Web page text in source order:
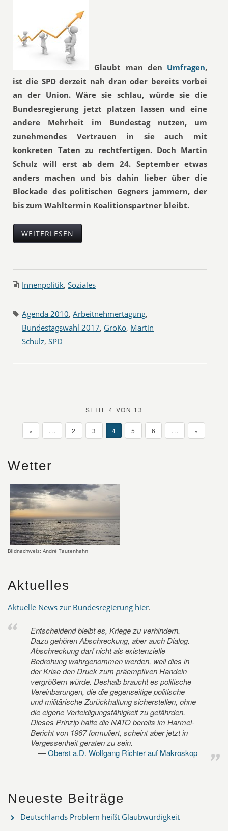
Glaubt man den Umfragen,
ist die SPD derzeit nah dran oder bereits vorbei
an der Union. Wäre sie schlau, würde sie die
Bundesregierung jetzt platzen lassen und eine
andere Mehrheit im Bundestag nutzen, um
zunehmendes Vertrauen in sie auch mit
konkreten Taten zu rechtfertigen. Doch Martin
Schulz will erst ab dem 24. September etwas
anders machen und bis dahin lieber über die
Blockade des politischen Gegners jammern, der
bis zum Wahltermin Koalitionspartner bleibt.
WEITERLESEN
Innenpolitik,Soziales
Agenda 2010,Arbeitnehmertagung,
Bundestagswahl 2017, GroKo, Martin
Schulz,SPD
SEITE 4 VON 13
« ... 2 3 4 5 6 ... »
Wetter
Bildnachweis: André Tautenhahn
Aktuelles
Aktuelle News zur Bundesregierung hier.
Entscheidend bleibt es, Kriege zu verhindern.
Dazu gehören Abschreckung, aber auch Dialog.
Abschreckung darf nicht als existenzielle
Bedrohung wahrgenommen werden, weil dies in
der Krise den Druck zum präemptiven Handeln
vergrößern würde. Deshalb braucht es politische
Vereinbarungen, die die gegenseitige politische
und militärische Zurückhaltung sicherstellen, ohne
die eigene Verteidigungsfähigkeit zu gefährden.
Dieses Prinzip hatte die NATO bereits im Harmel-
Bericht von 1967 formuliert, scheint aber jetzt in
Vergessenheit geraten zu sein.
Oberst a.D. Wolfgang Richter auf Makroskop
Neueste Beiträge
Deutschlands Problem heißt Glaubwürdigkeit